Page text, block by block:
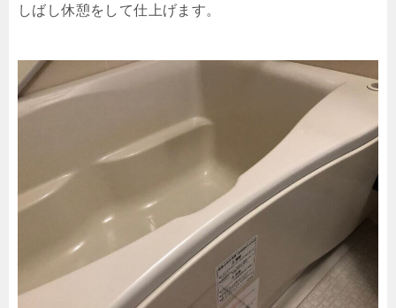
しばし休憩をして仕上げます。